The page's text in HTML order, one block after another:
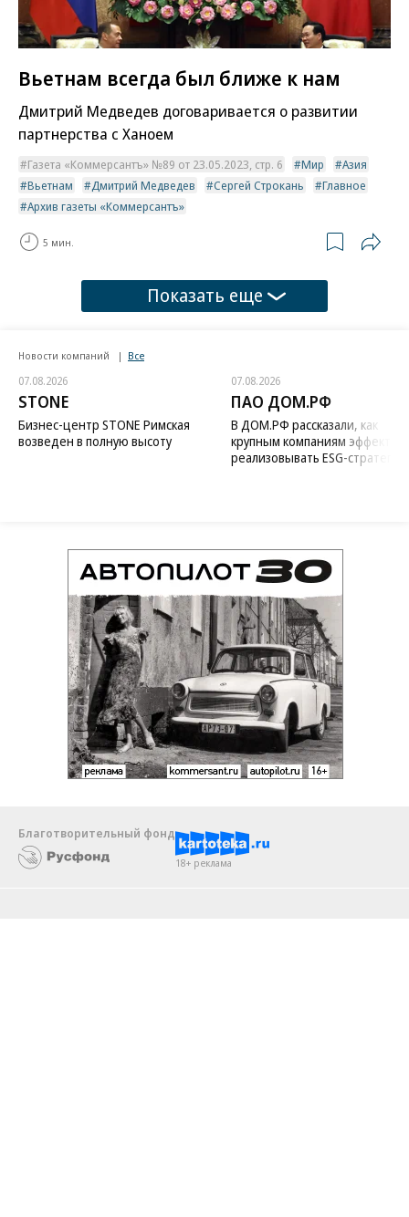
Вьетнам всегда был ближе к нам
Дмитрий Медведев договаривается о развитии
партнерства с Ханоем
Газета «Коммерсантъ» №89 от 23.05.2023, стр. 6 Мир
Азия
Вьетнам
Дмитрий Медведев Сергей Строкань
Главное
Архив газеты «Коммерсантъ»
5 мин.
Показать еще
Новости компаний Все
07.08.2026
STONE
Бизнес-центр STONE Римская
возведен в полную высоту
07.08.2026
ПАО ДОМ.РФ
В ДОМ.РФ рассказали, как
крупным компаниям
реализовывать ESG-стратегию
Благотворительный фонд
18+ реклама